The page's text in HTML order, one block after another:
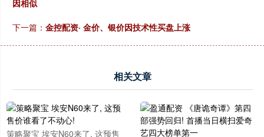
因相似
下一篇： 金控配资· 金价、银价因技术性买盘上涨
相关文章
策略聚宝 埃安N60来了, 这预售